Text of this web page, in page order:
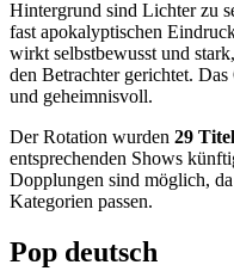
Der Rotation wurden 29
entsprechenden Shows
Dopplungen sind möglich,
Kategorien passen.
Pop deutsch